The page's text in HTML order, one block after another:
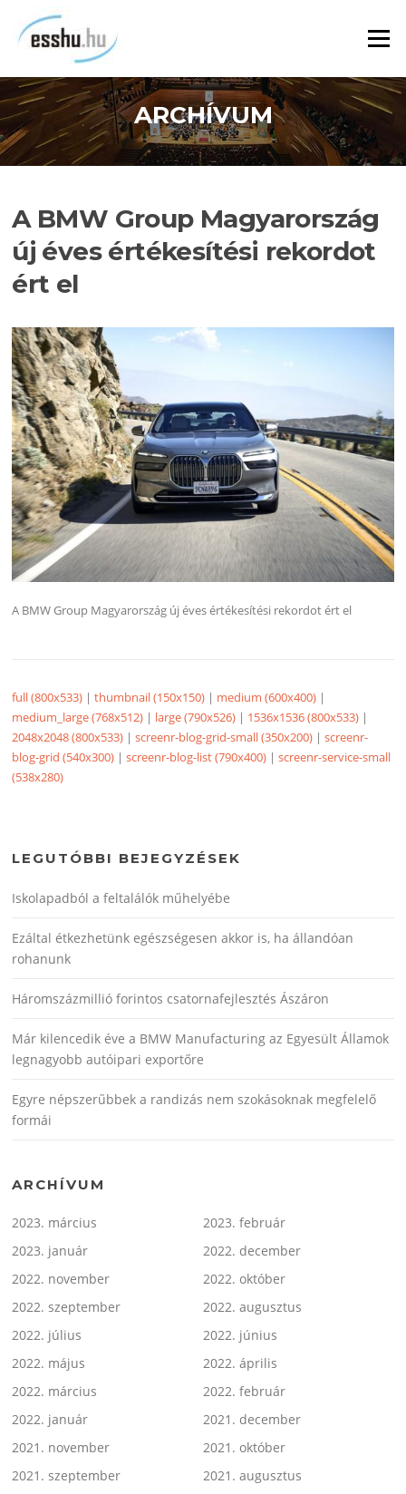
tartalomra
Menü
ARCHÍVUM
A BMW Group Magyarország
új éves értékesítési rekordot
ért el
A BMW Group Magyarország új éves értékesítési rekordot ért el
full (800x533) |thumbnail (150x150) | medium (600x400) |
medium_large (768x512) | large (790x526) | 1536x1536 (800x533) |
2048x2048 (800x533) |screenr-blog-grid-small (350x200) |screenr-
blog-grid (540x300) |screenr-blog-list (790x400) |screenr-service-small
(538x280)
LEGUTÓBBI BEJEGYZÉSEK
Iskolapadból a feltalálók műhelyébe
Ezáltal étkezhetünk egészségesen akkor is, ha állandóan
rohanunk
Háromszázmillió forintos csatornafejlesztés Ászáron
Már kilencedik éve a BMW Manufacturing az Egyesült Államok
legnagyobb autóipari exportőre
Egyre népszerűbbek a randizás nem szokásoknak megfelelő
formái
ARCHÍVUM
2023. március
2023. február
2023. január
2022. december
2022. november
2022. október
2022. szeptember
2022. augusztus
2022. július
2022. június
2022. május
2022. április
2022. március
2022. február
2022. január
2021. december
2021. november
2021. október
2021. szeptember
2021. augusztus